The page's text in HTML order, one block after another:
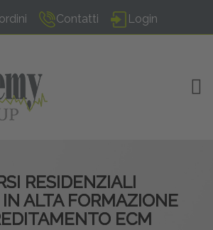
Contatti Login
RESIDENZIALI
ALTA FORMAZIONE
ECM